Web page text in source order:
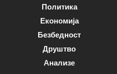
Политика
Економија
Безбедност
Друштво
Анализе